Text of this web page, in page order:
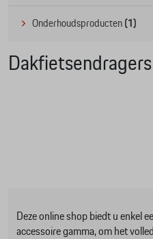
Onderhoudsproducten (1)
Dakfietsendragers
Deze online shop biedt u enkel
accessoire gamma, om het